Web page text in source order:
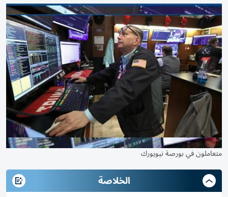
متعاملون في بورصة نيويورك
الخلاصة